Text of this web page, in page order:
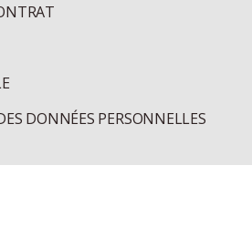
DONNÉES PERSONNELLES